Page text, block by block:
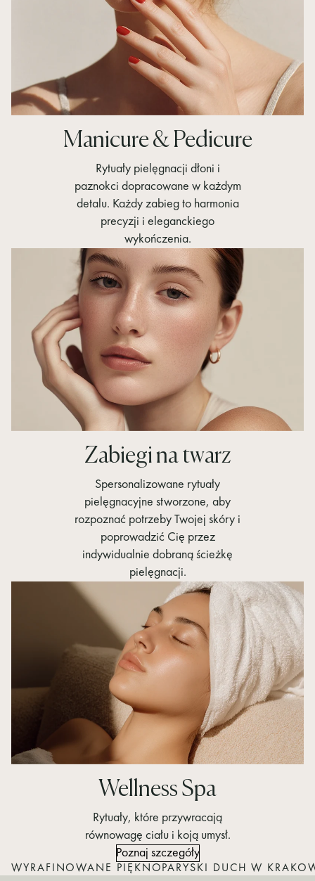
Manicure & Pedicure
Rytuały pielęgnacji dłoni i
paznokci dopracowane w każdym
detalu. Każdy zabieg to harmonia
precyzji i eleganckiego
wykończenia.
Zabiegi na twarz
Spersonalizowane rytuały
pielęgnacyjne stworzone, aby
rozpoznać potrzeby Twojej skóry i
poprowadzić Cię przez
indywidualnie dobraną ścieżkę
pielęgnacji.
Wellness Spa
Rytuały, które przywracają
równowagę ciału i koją umysł.
Poznaj szczegóły
WYRAFINOWANE PIĘKNO PARYSKI DUCH W